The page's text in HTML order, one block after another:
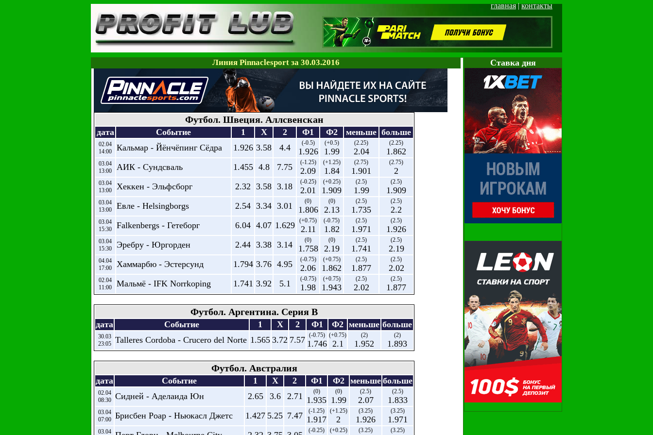
главная|контакты
Cтавка дня
Линия Pinnaclesport за 30.03.2016
Футбол. Швеция. Аллсвенскан
дата Событие 1 X 2 Ф1 Ф2 меньше больше
02.04
14:00
Кальмар - Йёнчёпинг Сёдра 1.926 3.58 4.4 (-0.5)
1.926
(+0.5)
1.99
(2.25)
2.04
(2.25)
1.862
03.04
13:00
АИК - Сундсваль 1.455 4.8 7.75 (-1.25)
2.09
(+1.25)
1.84
(2.75)
1.901
(2.75)
2
03.04
13:00
Хеккен - Эльфсборг 2.32 3.58 3.18 (-0.25)
2.01
(+0.25)
1.909
(2.5)
1.99
(2.5)
1.909
03.04
13:00
Евле - Helsingborgs 2.54 3.34 3.01 (0)
1.806
(0)
2.13
(2.5)
1.735
(2.5)
2.2
03.04
15:30
Falkenbergs - Гетеборг 6.04 4.07 1.629 (+0.75)
2.11
(-0.75)
1.82
(2.5)
1.971
(2.5)
1.926
03.04
15:30
Эребру - Юргорден 2.44 3.38 3.14 (0)
1.758
(0)
2.19
(2.5)
1.741
(2.5)
2.19
04.04
17:00
Хаммарбю - Эстерсунд 1.794 3.76 4.95 (-0.75)
2.06
(+0.75)
1.862
(2.5)
1.877
(2.5)
2.02
02.04
11:00
Мальмё - IFK Norrkoping 1.741 3.92 5.1 (-0.75)
1.98
(+0.75)
1.943
(2.5)
2.02
(2.5)
1.877
Футбол. Аргентина. Серия В
дата Событие 1 X 2 Ф1 Ф2 меньше больше
30.03
23:05
Talleres Cordoba - Crucero del Norte 1.565 3.72 7.57 (-0.75)
1.746
(+0.75)
2.1
(2)
1.952
(2)
1.893
Футбол. Австралия
дата Событие 1 X 2 Ф1 Ф2 меньше больше
02.04
08:30
Сидней - Аделаида Юн 2.65 3.6 2.71 (0)
1.935
(0)
1.99
(2.5)
2.07
(2.5)
1.833
03.04
07:00
Брисбен Роар - Ньюкасл Джетс 1.427 5.25 7.47 (-1.25)
1.917
(+1.25)
2
(3.25)
1.926
(3.25)
1.971
03.04 (-0.25) (+0.25) (3.25) (3.25)